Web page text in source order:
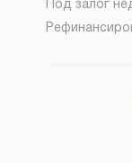
Под залог